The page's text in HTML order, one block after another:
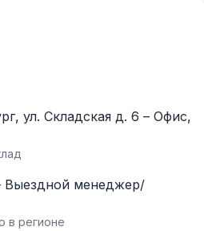
ул. Складская д. 6 – Офис,
Выездной менеджер/
в регионе